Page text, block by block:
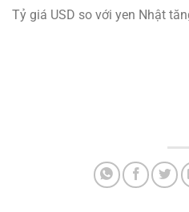
Tỷ giá USD so với yen Nhật